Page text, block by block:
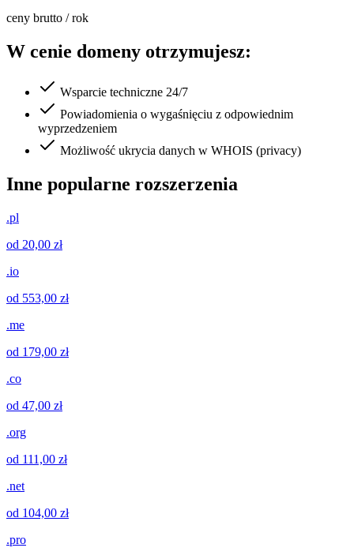
ceny brutto / rok
W cenie domeny otrzymujesz:
Wsparcie techniczne 24/7
Powiadomienia o wygaśnięciu z odpowiednim
wyprzedzeniem
Możliwość ukrycia danych w WHOIS (privacy)
Inne popularne rozszerzenia
.pl
od 20,00 zł
.io
od 553,00 zł
.me
od 179,00 zł
.co
od 47,00 zł
.org
od 111,00 zł
.net
od 104,00 zł
.pro